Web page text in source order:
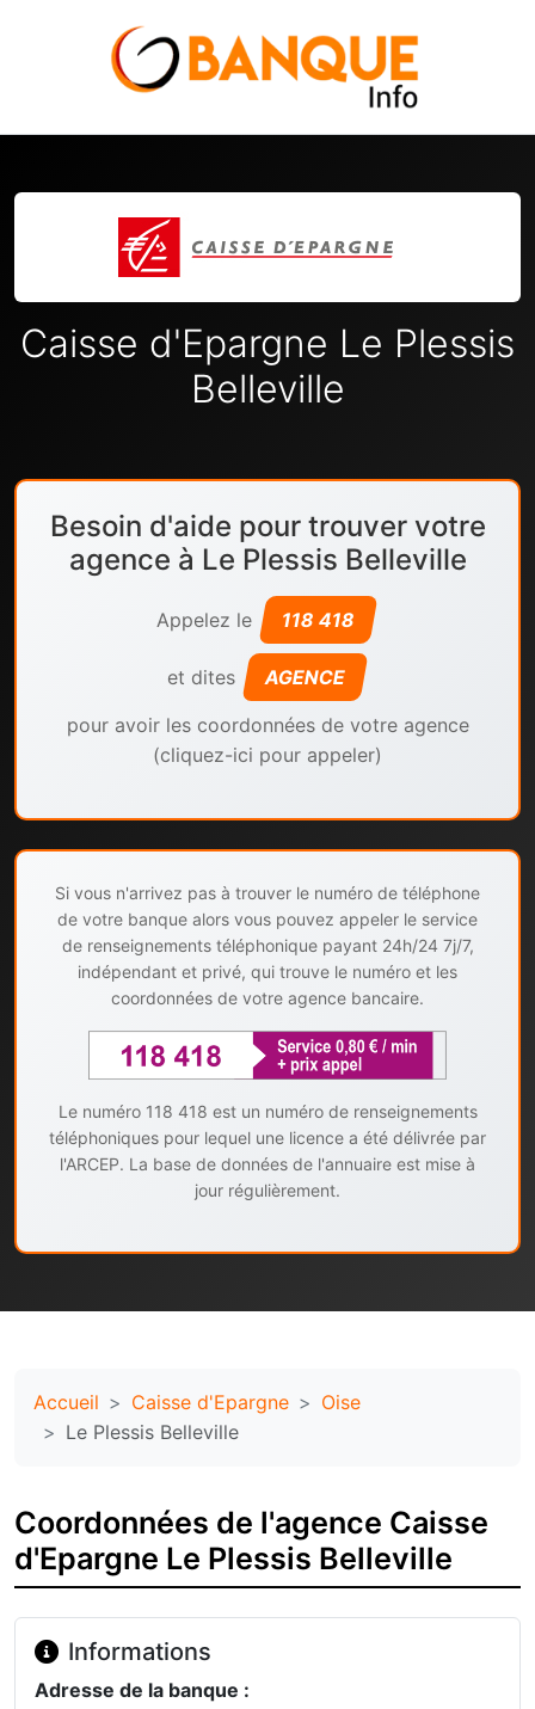
Caisse d'Epargne Le Plessis
Belleville
Besoin d'aide pour trouver votre
agence à Le Plessis Belleville
Appelez le 118 418
et dites AGENCE
pour avoir les coordonnées de votre agence
(cliquez-ici pour appeler)
Si vous n'arrivez pas à trouver le numéro de téléphone
de votre banque alors vous pouvez appeler le service
de renseignements téléphonique payant 24h/24 7j/7,
indépendant et privé, qui trouve le numéro et les
coordonnées de votre agence bancaire.
Le numéro 118 418 est un numéro de renseignements
téléphoniques pour lequel une licence a été délivrée par
l'ARCEP. La base de données de l'annuaire est mise à
jour régulièrement.
Accueil Caisse d'Epargne
Oise
Le Plessis Belleville
Coordonnées de l'agence Caisse
d'Epargne Le Plessis Belleville
Informations
Adresse de la banque :